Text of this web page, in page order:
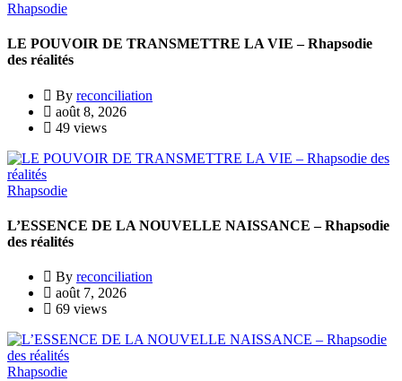
Rhapsodie
LE POUVOIR DE TRANSMETTRE LA VIE – Rhapsodie
des réalités
By reconciliation
août 8, 2026
49 views
Rhapsodie
L’ESSENCE DE LA NOUVELLE NAISSANCE – Rhapsodie
des réalités
By reconciliation
août 7, 2026
69 views
Rhapsodie